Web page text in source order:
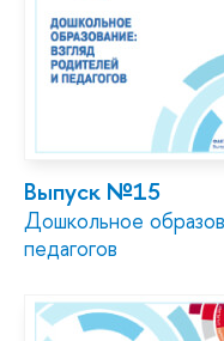
Выпуск №15
Дошкольное
педагогов